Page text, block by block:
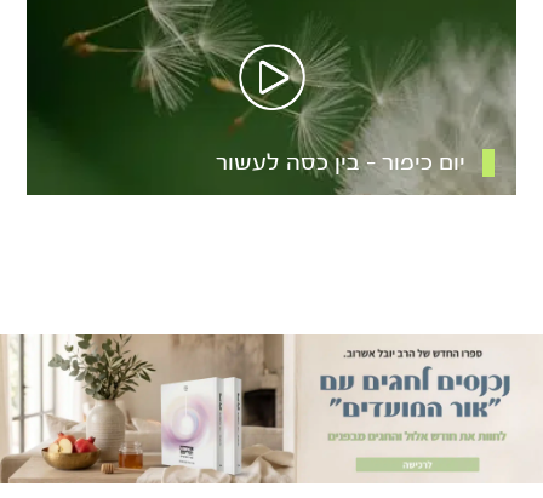
יום כיפור – בין כסה לעשור